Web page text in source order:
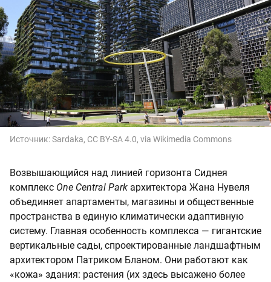
Источник:Sardaka, CC BY-SA 4.0, via Wikimedia Commons
Возвышающийся над линией горизонта Сиднея
комплекс One Central Park архитектора Жана Нувеля
объединяет апартаменты, магазины и общественные
пространства в единую климатически адаптивную
систему. Главная особенность комплекса — гигантские
вертикальные сады, спроектированные ландшафтным
архитектором Патриком Бланом. Они работают как
«кожа» здания: растения (их здесь высажено более